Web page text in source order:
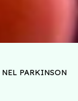
PARKINSON